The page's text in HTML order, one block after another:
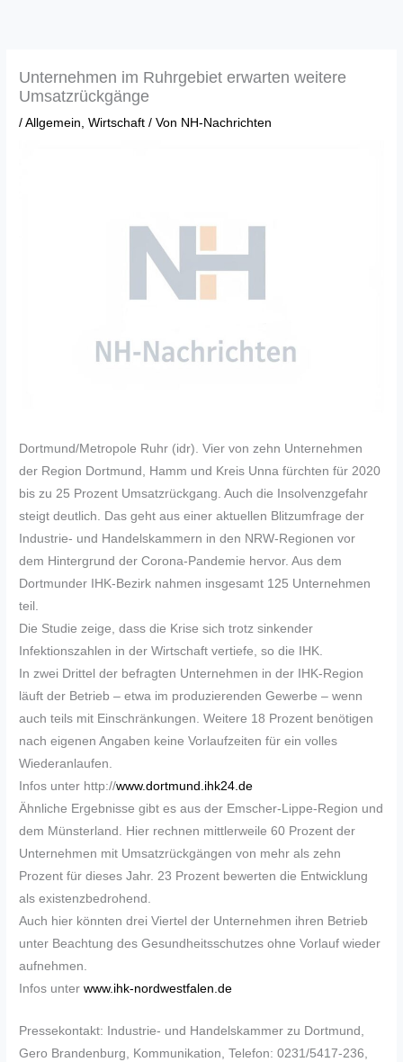
Unternehmen im Ruhrgebiet erwarten weitere
Umsatzrückgänge
/Allgemein,Wirtschaft / Von NH-Nachrichten
Dortmund/Metropole Ruhr (idr). Vier von zehn Unternehmen
der Region Dortmund, Hamm und Kreis Unna fürchten für 2020
bis zu 25 Prozent Umsatzrückgang. Auch die Insolvenzgefahr
steigt deutlich. Das geht aus einer aktuellen Blitzumfrage der
Industrie- und Handelskammern in den NRW-Regionen vor
dem Hintergrund der Corona-Pandemie hervor. Aus dem
Dortmunder IHK-Bezirk nahmen insgesamt 125 Unternehmen
teil.
Die Studie zeige, dass die Krise sich trotz sinkender
Infektionszahlen in der Wirtschaft vertiefe, so die IHK.
In zwei Drittel der befragten Unternehmen in der IHK-Region
läuft der Betrieb – etwa im produzierenden Gewerbe – wenn
auch teils mit Einschränkungen. Weitere 18 Prozent benötigen
nach eigenen Angaben keine Vorlaufzeiten für ein volles
Wiederanlaufen.
Infos unter http://www.dortmund.ihk24.de
Ähnliche Ergebnisse gibt es aus der Emscher-Lippe-Region und
dem Münsterland. Hier rechnen mittlerweile 60 Prozent der
Unternehmen mit Umsatzrückgängen von mehr als zehn
Prozent für dieses Jahr. 23 Prozent bewerten die Entwicklung
als existenzbedrohend.
Auch hier könnten drei Viertel der Unternehmen ihren Betrieb
unter Beachtung des Gesundheitsschutzes ohne Vorlauf wieder
aufnehmen.
Infos unterwww.ihk-nordwestfalen.de
Pressekontakt: Industrie- und Handelskammer zu Dortmund,
Gero Brandenburg, Kommunikation, Telefon: 0231/5417-236,